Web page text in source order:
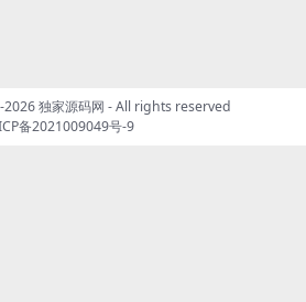
独家源码网 - All rights reserved
备2021009049号-9